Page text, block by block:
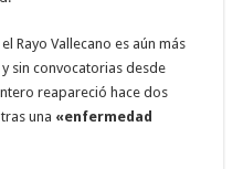
Rayo Vallecano es aún más
sin convocatorias desde
reapareció hace dos
una «enfermedad